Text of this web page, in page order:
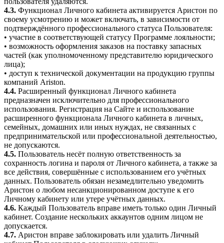
4.3. Функционал Личного кабинета активируется Аристон по
своему усмотрению и может включать, в зависимости от
подтверждённого профессионального статуса Пользователя:
• участие в соответствующей статусу Программе лояльности;
• возможность оформления заказов на поставку запасных
частей (как уполномоченному представителю юридического
лица);
• доступ к технической документации на продукцию группы
компаний Ariston.
4.4. Расширенный функционал Личного кабинета
предназначен исключительно для профессионального
использования. Регистрация на Сайте и использование
расширенного функционала Личного кабинета в личных,
семейных, домашних или иных нуждах, не связанных с
предпринимательской или профессиональной деятельностью,
не допускаются.
4.5. Пользователь несёт полную ответственность за
сохранность логина и пароля от Личного кабинета, а также за
все действия, совершённые с использованием его учётных
данных. Пользователь обязан незамедлительно уведомить
Аристон о любом несанкционированном доступе к его
Личному кабинету или утере учётных данных.
4.6. Каждый Пользователь вправе иметь только один Личный
кабинет. Создание нескольких аккаунтов одним лицом не
допускается.
4.7. Аристон вправе заблокировать или удалить Личный